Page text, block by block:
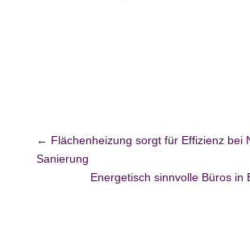
← Flächenheizung sorgt für Effizienz bei
Sanierung
Energetisch sinnvolle Büros in